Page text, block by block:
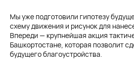
Мы уже подготовили гипотезу
схему движения и рисунок для
Впереди — крупнейшая акция
Башкортостане, которая позволит
будущего благоустройства.